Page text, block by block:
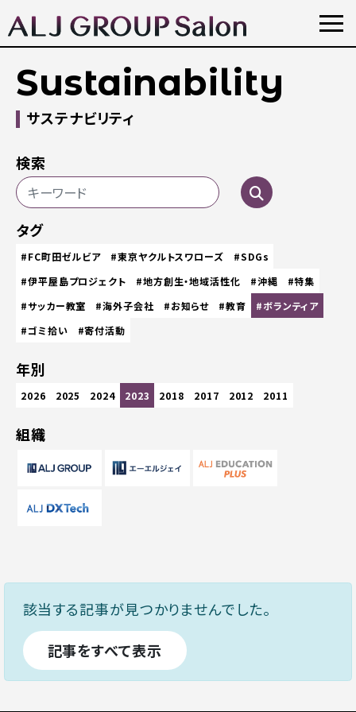
Sustainability
サステナビリティ
検索
タグ
#FC町田ゼルビア #東京ヤクルトスワローズ
#SDGs
#伊平屋島プロジェクト
#地方創生・地域活性化 #沖縄
#特集
#サッカー教室
#海外子会社 #お知らせ #教育
#ボランティア
#ゴミ拾い
#寄付活動
年別
2026 2025 2024 2023 2018 2017 2012 2011
組織
該当する記事が見つかりませんでした。
記事をすべて表示